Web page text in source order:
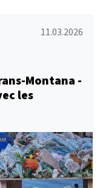
11.03.2026
Montana -
les